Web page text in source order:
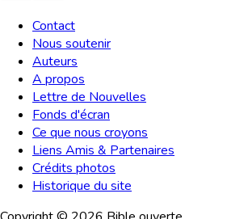
Contact
Nous soutenir
Auteurs
A propos
Lettre de Nouvelles
Fonds d'écran
Ce que nous croyons
Liens Amis & Partenaires
Crédits photos
Historique du site